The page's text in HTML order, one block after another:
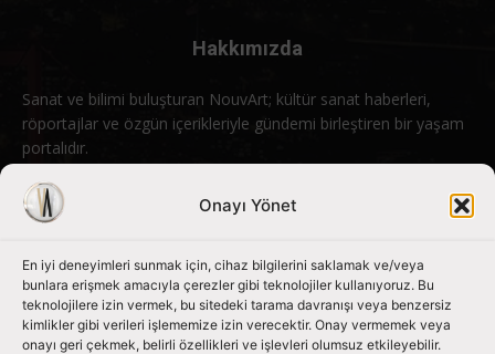
Onayı Yönet
En iyi deneyimleri sunmak için, cihaz bilgilerini saklamak ve/veya
bunlara erişmek amacıyla çerezler gibi teknolojiler kullanıyoruz. Bu
teknolojilere izin vermek, bu sitedeki tarama davranışı veya benzersiz
kimlikler gibi verileri işlememize izin verecektir. Onay vermemek veya
onayı geri çekmek, belirli özellikleri ve işlevleri olumsuz etkileyebilir.
Hakkımızda
Sanat ve bilimi buluşturan NouvArt; kültür sanat haberleri,
röportajlar ve özgün içerikleriyle gündemi birleştiren bir yaşam
portalıdır.
Bizimle iletişime geçin: info@nouvart.net
Bizi Takip Edin